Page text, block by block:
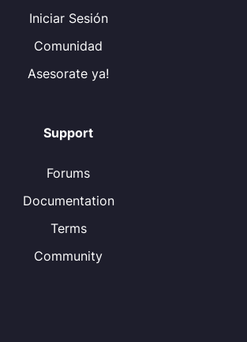
Iniciar Sesión
Comunidad
Asesorate ya!
Support
Forums
Documentation
Terms
Community